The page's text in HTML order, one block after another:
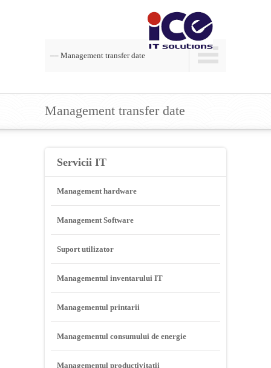
–– Management transfer date
Management transfer date
Servicii IT
Management hardware
Management Software
Suport utilizator
Managementul inventarului IT
Managementul printarii
Managementul consumului de energie
Managementul productivitatii